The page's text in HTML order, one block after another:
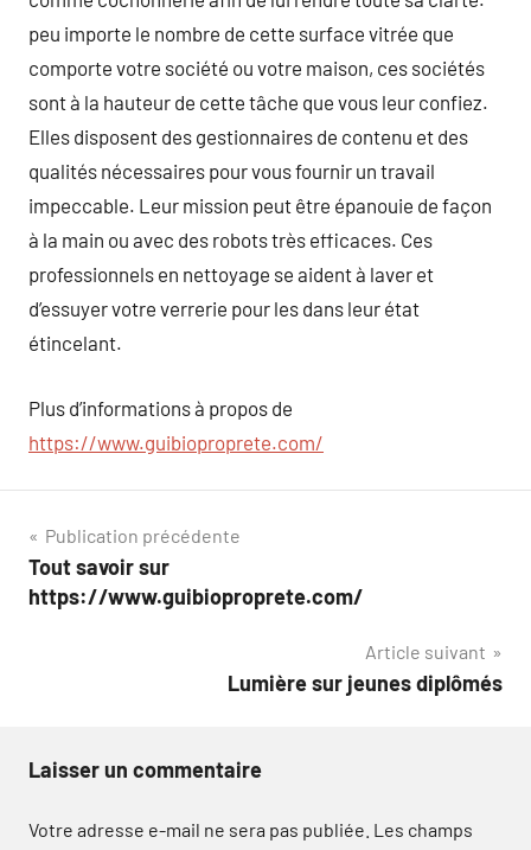
peu importe le nombre de cette surface vitrée que
comporte votre société ou votre maison, ces sociétés
sont à la hauteur de cette tâche que vous leur confiez.
Elles disposent des gestionnaires de contenu et des
qualités nécessaires pour vous fournir un travail
impeccable. Leur mission peut être épanouie de façon
à la main ou avec des robots très efficaces. Ces
professionnels en nettoyage se aident à laver et
d’essuyer votre verrerie pour les dans leur état
étincelant.
Plus d’informations à propos de
https://www.guibioproprete.com/
Navigation
de
Publication précédente
Tout savoir sur
https://www.guibioproprete.com/
Article suivant
Lumière sur jeunes diplômés
Laisser un commentaire
Votre adresse e-mail ne sera pas publiée. Les champs